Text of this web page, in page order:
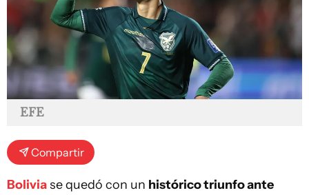
EFE
Compartir
Boliviase quedó con un histórico triunfo ante